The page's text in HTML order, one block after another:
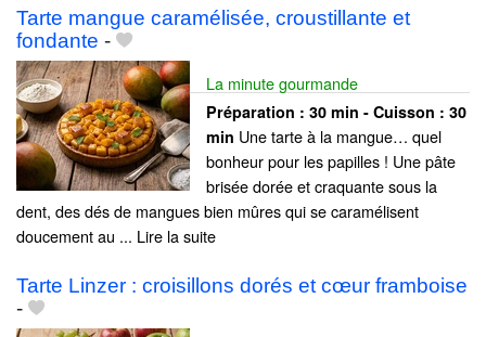
Tarte mangue caramélisée, croustillante et
fondante -
La minute gourmande
Préparation : 30 min - Cuisson : 30
min Une tarte à la mangue… quel
bonheur pour les papilles ! Une pâte
brisée dorée et craquante sous la
dent, des dés de mangues bien mûres qui se caramélisent
doucement au ... Lire la suite
Tarte Linzer : croisillons dorés et cœur framboise
-